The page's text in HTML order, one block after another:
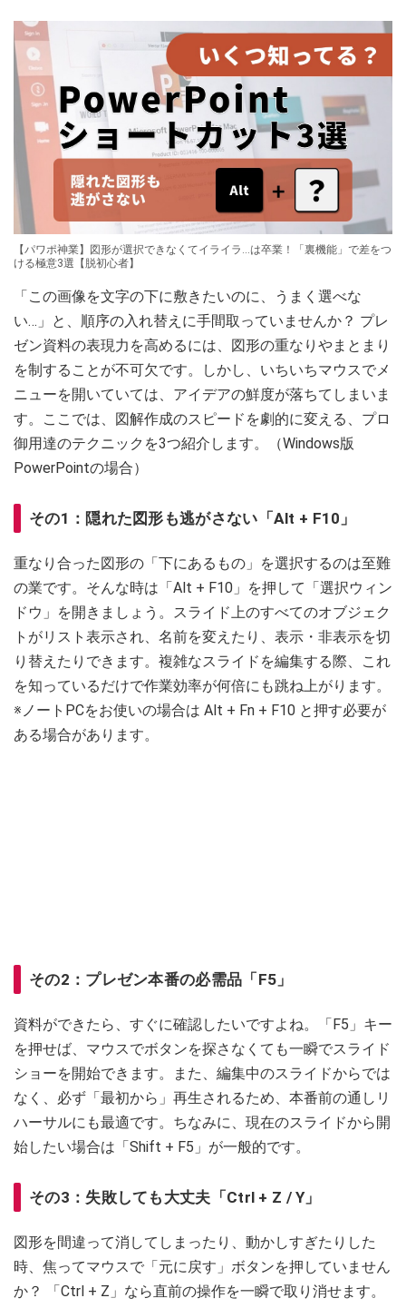
【パワポ神業】図形が選択できなくてイライラ…は卒業！「裏機能」で差をつ
ける極意3選【脱初心者】
「この画像を文字の下に敷きたいのに、うまく選べな
い…」と、順序の入れ替えに手間取っていませんか？ プレ
ゼン資料の表現力を高めるには、図形の重なりやまとまり
を制することが不可欠です。しかし、いちいちマウスでメ
ニューを開いていては、アイデアの鮮度が落ちてしまいま
す。ここでは、図解作成のスピードを劇的に変える、プロ
御用達のテクニックを3つ紹介します。（Windows版
PowerPointの場合）
その1：隠れた図形も逃がさない「Alt + F10」
重なり合った図形の「下にあるもの」を選択するのは至難
の業です。そんな時は「Alt + F10」を押して「選択ウィン
ドウ」を開きましょう。スライド上のすべてのオブジェク
トがリスト表示され、名前を変えたり、表示・非表示を切
り替えたりできます。複雑なスライドを編集する際、これ
を知っているだけで作業効率が何倍にも跳ね上がります。
※ノートPCをお使いの場合は Alt + Fn + F10 と押す必要が
ある場合があります。
その2：プレゼン本番の必需品「F5」
資料ができたら、すぐに確認したいですよね。「F5」キー
を押せば、マウスでボタンを探さなくても一瞬でスライド
ショーを開始できます。また、編集中のスライドからでは
なく、必ず「最初から」再生されるため、本番前の通しリ
ハーサルにも最適です。ちなみに、現在のスライドから開
始したい場合は「Shift + F5」が一般的です。
その3：失敗しても大丈夫「Ctrl + Z / Y」
図形を間違って消してしまったり、動かしすぎたりした
時、焦ってマウスで「元に戻す」ボタンを押していません
か？ 「Ctrl + Z」なら直前の操作を一瞬で取り消せます。